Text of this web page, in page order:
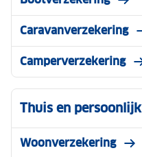
Caravanverzekering
Camperverzekering
Thuis en persoonlijk
Woonverzekering